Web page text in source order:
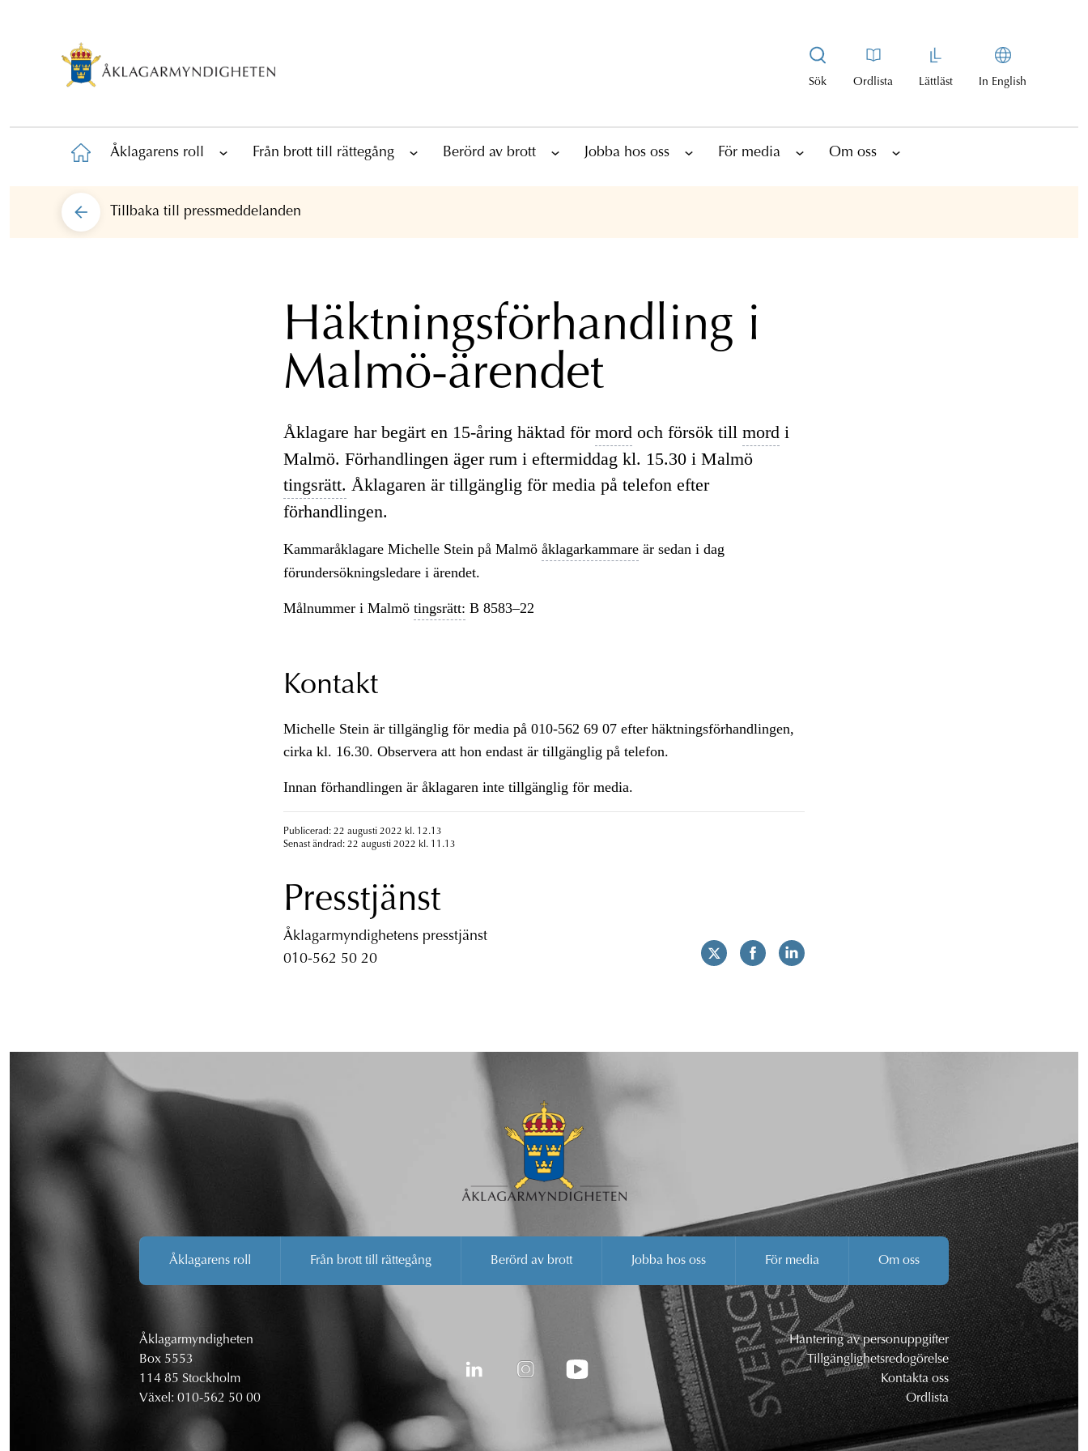
Sök Ordlista Lättläst In English
Åklagarens roll Från brott till rättegång Berörd av brott Jobba hos oss För media Om oss
Tillbaka till pressmeddelanden
Häktningsförhandling i
Malmö-ärendet
Åklagare har begärt en 15-åring häktad för mord och försök till mord i
Malmö. Förhandlingen äger rum i eftermiddag kl. 15.30 i Malmö
tingsrätt. Åklagaren är tillgänglig för media på telefon efter
förhandlingen.
Kammaråklagare Michelle Stein på Malmö åklagarkammareär sedan i dag
förundersökningsledare i ärendet.
Målnummer i Malmö tingsrätt: B 8583–22
Kontakt
Michelle Stein är tillgänglig för media på 010-562 69 07 efter häktningsförhandlingen,
cirka kl. 16.30. Observera att hon endast är tillgänglig på telefon.
Innan förhandlingen är åklagaren inte tillgänglig för media.
Publicerad: 22 augusti 2022 kl. 12.13
Senast ändrad: 22 augusti 2022 kl. 11.13
Presstjänst
Åklagarmyndighetens presstjänst
010-562 50 20
Åklagarens roll Från brott till rättegång Berörd av brott Jobba hos oss För media Om oss
Åklagarmyndigheten
Box 5553
114 85 Stockholm
Växel: 010-562 50 00
Hantering av personuppgifter
Tillgänglighetsredogörelse
Kontakta oss
Ordlista